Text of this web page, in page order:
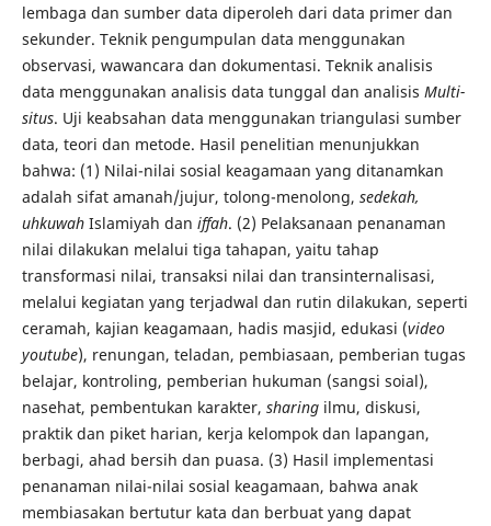
lembaga dan sumber data diperoleh dari data primer dan
sekunder. Teknik pengumpulan data menggunakan
observasi, wawancara dan dokumentasi. Teknik analisis
data menggunakan analisis data tunggal dan analisis Multi-
situs. Uji keabsahan data menggunakan triangulasi sumber
data, teori dan metode. Hasil penelitian menunjukkan
bahwa: (1) Nilai-nilai sosial keagamaan yang ditanamkan
adalah sifat amanah/jujur, tolong-menolong, sedekah,
uhkuwahIslamiyah dan iffah. (2) Pelaksanaan penanaman
nilai dilakukan melalui tiga tahapan, yaitu tahap
transformasi nilai, transaksi nilai dan transinternalisasi,
melalui kegiatan yang terjadwal dan rutin dilakukan, seperti
ceramah, kajian keagamaan, hadis masjid, edukasi (video
youtube), renungan, teladan, pembiasaan, pemberian tugas
belajar, kontroling, pemberian hukuman (sangsi soial),
nasehat, pembentukan karakter, sharingilmu, diskusi,
praktik dan piket harian, kerja kelompok dan lapangan,
berbagi, ahad bersih dan puasa. (3) Hasil implementasi
penanaman nilai-nilai sosial keagamaan, bahwa anak
membiasakan bertutur kata dan berbuat yang dapat